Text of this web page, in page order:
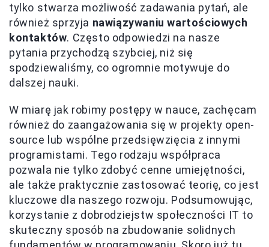
tylko stwarza możliwość zadawania pytań, ale
również sprzyja nawiązywaniu wartościowych
kontaktów. Często odpowiedzi na nasze
pytania przychodzą szybciej, niż się
spodziewaliśmy, co ogromnie motywuje do
dalszej nauki.
W miarę jak robimy postępy w nauce, zachęcam
również do zaangażowania się w projekty open-
source lub wspólne przedsięwzięcia z innymi
programistami. Tego rodzaju współpraca
pozwala nie tylko zdobyć cenne umiejętności,
ale także praktycznie zastosować teorię, co jest
kluczowe dla naszego rozwoju. Podsumowując,
korzystanie z dobrodziejstw społeczności IT to
skuteczny sposób na zbudowanie solidnych